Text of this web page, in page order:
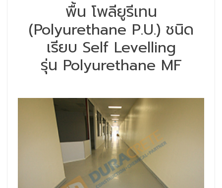
พื้น โพลียูรีเทน
(Polyurethane P.U.) ชนิด
เรียบ Self Levelling
รุ่น Polyurethane MF